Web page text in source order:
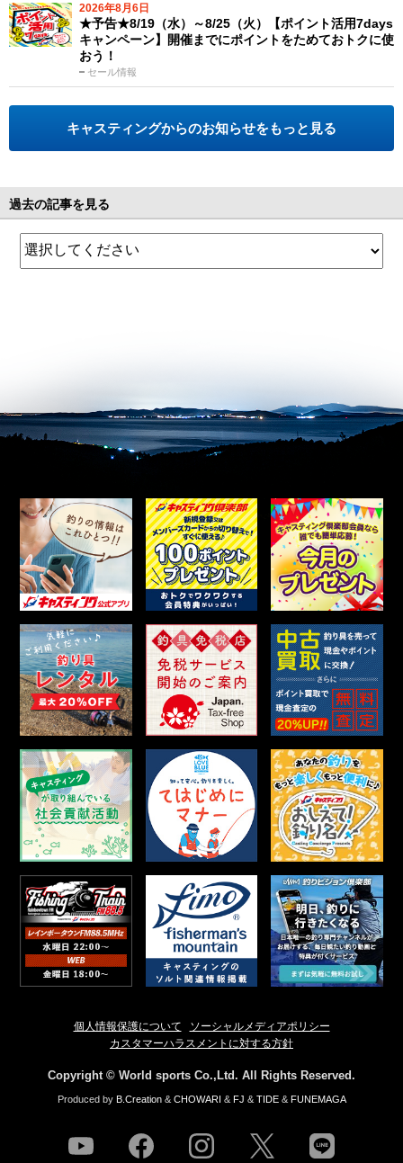
2026年8月6日
セール情報
★予告★8/19（水）～8/25（火）【ポイント活用7days
キャンペーン】開催までにポイントをためておトクに使
おう！
キャスティングからのお知らせをもっと見る
過去の記事を見る
個人情報保護について
ソーシャルメディアポリシー
カスタマーハラスメントに対する方針
Copyright © World sports Co.,Ltd. All Rights Reserved.
Produced by B.Creation& CHOWARI & FJ & TIDE& FUNEMAGA
youtube facebook instagram line